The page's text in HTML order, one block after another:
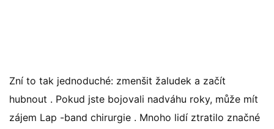
Zní to tak jednoduché: zmenšit žaludek a začít
hubnout . Pokud jste bojovali nadváhu roky, může mít
zájem Lap -band chirurgie . Mnoho lidí ztratilo značné